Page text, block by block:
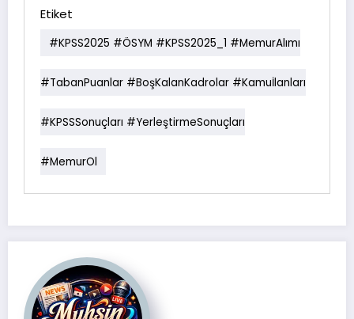
Etiket
#KPSS2025 #ÖSYM #KPSS2025_1 #MemurAlımı
#TabanPuanlar #BoşKalanKadrolar #Kamuİlanları
#KPSSSonuçları #YerleştirmeSonuçları
#MemurOl